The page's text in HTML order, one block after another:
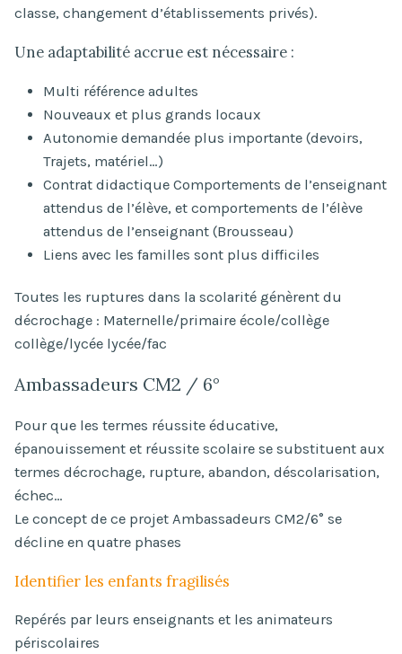
classe, changement d’établissements privés).
Une adaptabilité accrue est nécessaire :
Multi référence adultes
Nouveaux et plus grands locaux
Autonomie demandée plus importante (devoirs,
Trajets, matériel…)
Contrat didactique Comportements de l’enseignant
attendus de l’élève, et comportements de l’élève
attendus de l’enseignant (Brousseau)
Liens avec les familles sont plus difficiles
Toutes les ruptures dans la scolarité génèrent du
décrochage : Maternelle/primaire école/collège
collège/lycée lycée/fac
Ambassadeurs CM2 / 6°
Pour que les termes réussite éducative,
épanouissement et réussite scolaire se substituent aux
termes décrochage, rupture, abandon, déscolarisation,
échec…
Le concept de ce projet Ambassadeurs CM2/6° se
décline en quatre phases
Identifier les enfants fragilisés
Repérés par leurs enseignants et les animateurs
périscolaires